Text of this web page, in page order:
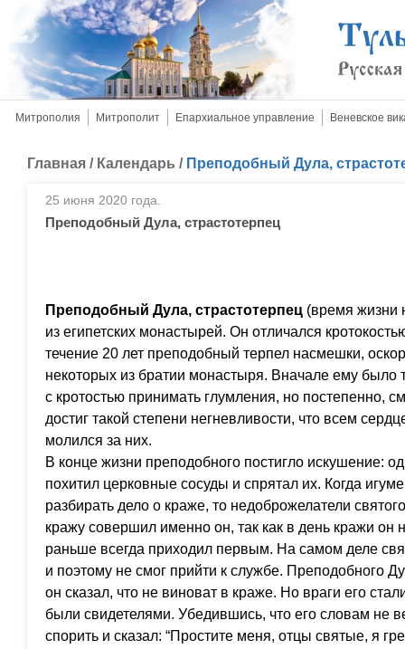
Митрополия Митрополит Епархиальное управление Веневское
Главная / Календарь / Преподобный Дула,
25 июня 2020 года.
Преподобный Дула, страстотерпец
Преподобный Дула, страстотерпец (время жизни
из египетских монастырей. Он отличался
течение 20 лет преподобный терпел насмешки,
некоторых из братии монастыря. Вначале ему было
с кротостью принимать глумления, но постепенно,
достиг такой степени негневливости, что всем
молился за них.
В конце жизни преподобного постигло искушение:
похитил церковные сосуды и спрятал их. Когда
разбирать дело о краже, то недоброжелатели
кражу совершил именно он, так как в день кражи он
раньше всегда приходил первым. На самом деле
и поэтому не смог прийти к службе. Преподобного
он сказал, что не виноват в краже. Но враги его
были свидетелями. Убедившись, что его словам не
спорить и сказал: “Простите меня, отцы святые, я